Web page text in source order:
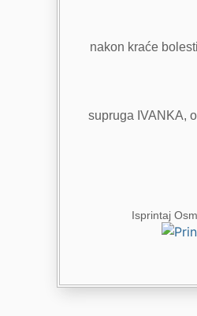
nakon kraće
supruga IVANKA,
Isprintaj